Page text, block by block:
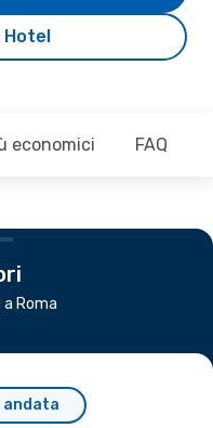
Hotel
economici FAQ
Roma
andata